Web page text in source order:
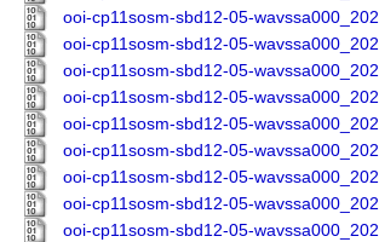
ooi-cp11sosm-sbd12-05-
ooi-cp11sosm-sbd12-05-
ooi-cp11sosm-sbd12-05-
ooi-cp11sosm-sbd12-05-
ooi-cp11sosm-sbd12-05-
ooi-cp11sosm-sbd12-05-
ooi-cp11sosm-sbd12-05-
ooi-cp11sosm-sbd12-05-
ooi-cp11sosm-sbd12-05-